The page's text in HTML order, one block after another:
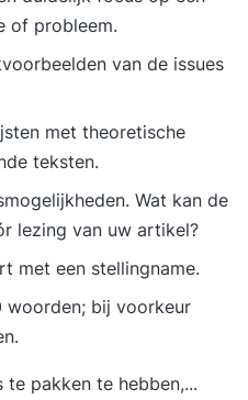
of probleem.
van de issues
met theoretische
teksten.
Wat kan de
lezing van uw artikel?
met een stellingname.
woorden; bij voorkeur
pakken te hebben,...